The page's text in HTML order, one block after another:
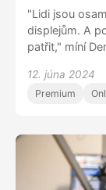
"Lidi jsou
displejům. A
patřit," míní
jednou z
Jeho
víc, Denisa
že tvůrci
komunity.
12. júna 2024
Premium